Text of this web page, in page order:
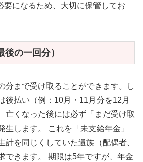
要になるため、大切に保管してお
の一回分）
分まで受け取ることができます。し
後払い（例：10月・11月分を12月
亡くなった後には必ず「まだ受け取
生します。 これを「未支給年金」
計を同じくしていた遺族（配偶者、
できます。 期限は5年ですが、年金